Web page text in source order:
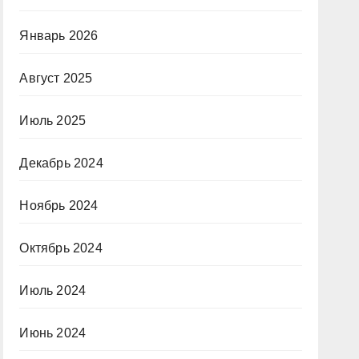
Январь 2026
Август 2025
Июль 2025
Декабрь 2024
Ноябрь 2024
Октябрь 2024
Июль 2024
Июнь 2024